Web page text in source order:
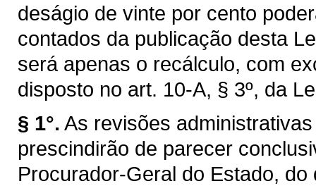
deságio de vinte por cento
contados da publicação desta
será apenas o recálculo, com
disposto no art. 10-A, § 3º, da
§ 1°. As revisões
prescindirão de parecer
Procurador-Geral do Estado,